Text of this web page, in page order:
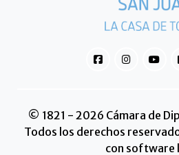
© 1821 - 2026 Cámara de
Todos los derechos
con software